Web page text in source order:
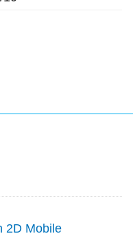
Mobile cho Android
2D Mobile